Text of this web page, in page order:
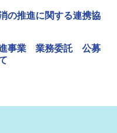
の推進に関する連携協
進事業 業務委託 公募